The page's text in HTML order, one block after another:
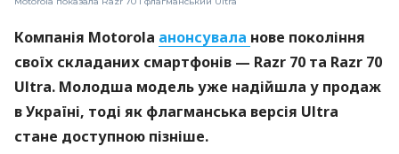
Компанія Motorola анонсувала нове покоління
своїх складаних смартфонів — Razr 70 та Razr 70
Ultra. Молодша модель уже надійшла у продаж
в Україні, тоді як флагманська версія Ultra
стане доступною пізніше.